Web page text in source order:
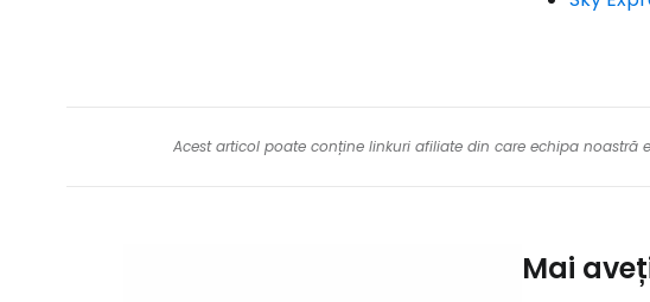
Acest articol poate conține linkuri afiliate din care echipa
Mai